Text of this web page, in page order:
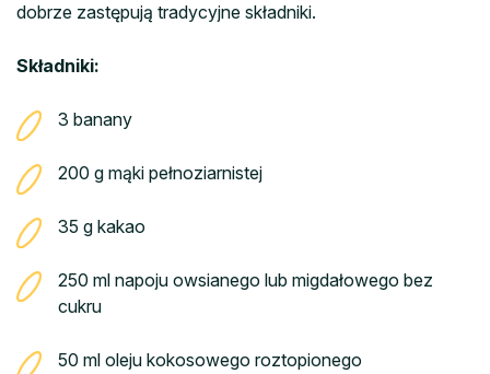
dobrze zastępują tradycyjne składniki.
Składniki:
3 banany
200 g mąki pełnoziarnistej
35 g kakao
250 ml napoju owsianego lub migdałowego bez
cukru
50 ml oleju kokosowego roztopionego